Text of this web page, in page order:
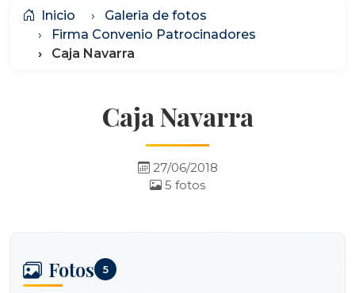
Inicio
Galeria de fotos
Firma Convenio Patrocinadores
Caja Navarra
Caja Navarra
27/06/2018
5 fotos
Fotos 5